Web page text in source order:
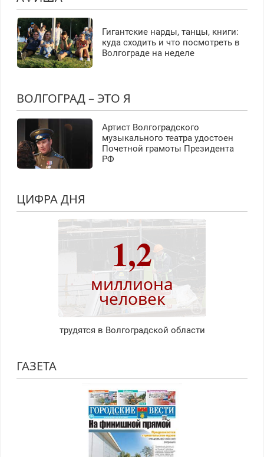
Гигантские нарды, танцы, книги:
куда сходить и что посмотреть в
Волгограде на неделе
ВОЛГОГРАД – ЭТО Я
Артист Волгоградского
музыкального театра удостоен
Почетной грамоты Президента
РФ
ЦИФРА ДНЯ
1,2
миллиона
человек
трудятся в Волгоградской области
ГАЗЕТА